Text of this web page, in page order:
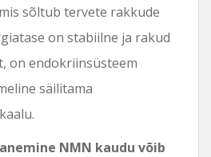
sõltub tervete rakkude
on stabiilne ja rakud
on endokriinsüsteem
säilitama
NMN kaudu võib